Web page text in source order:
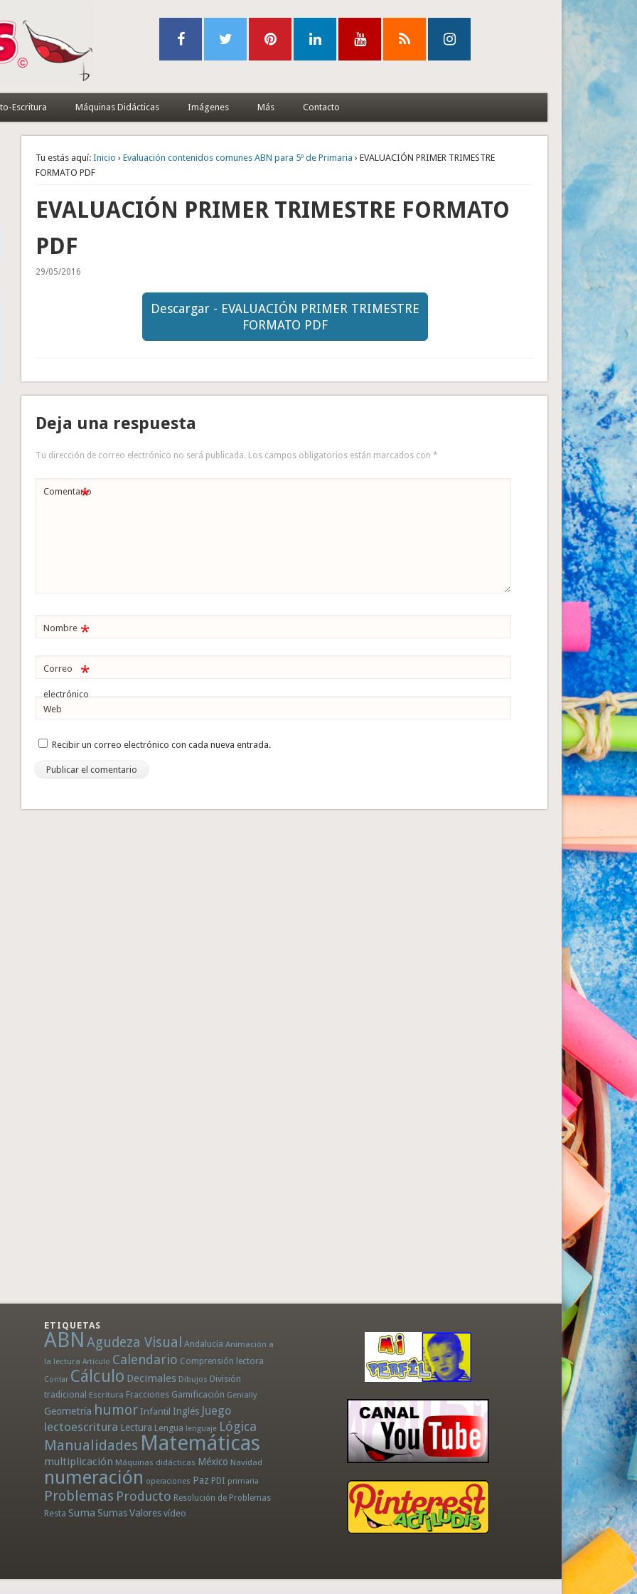
Escritura Máquinas Didácticas Imágenes Más Contacto
Tu estás aquí: Inicio ›Evaluación contenidos comunes ABN para 5º de Primaria › EVALUACIÓN PRIMER TRIMESTRE
FORMATO PDF
EVALUACIÓN PRIMER TRIMESTRE FORMATO
PDF
29/05/2016
Descargar - EVALUACIÓN PRIMER TRIMESTRE
FORMATO PDF
Deja una respuesta
Tu dirección de correo electrónico no será publicada. Los campos obligatorios están marcados con*
Comentario
*
Nombre *
Correo
electrónico
*
Web
Recibir un correo electrónico con cada nueva entrada.
ETIQUETAS
ABN Agudeza Visual Andalucía Animación a
la lectura Artículo Calendario Comprensión lectora
Contar Cálculo Decimales Dibujos División
tradicional Escritura Fracciones Gamificación Genially
Geometría humor Infantil Inglés Juego
lectoescritura Lectura Lengua lenguaje Lógica
Manualidades Matemáticas
multiplicación Máquinas didácticas México Navidad
numeración operaciones Paz PDI primaria
Problemas Producto Resolución de Problemas
Resta Suma SumasValores vídeo